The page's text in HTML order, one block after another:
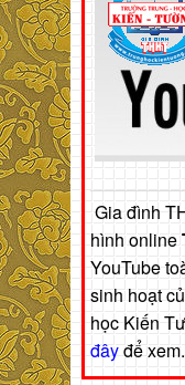
Gia đình
hình online
YouTube
sinh hoạt
học Kiến
đâyđể xem.